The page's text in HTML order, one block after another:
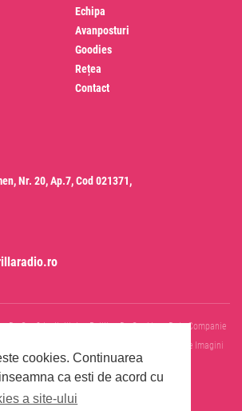
cookies. Continuarea
ca esti de acord cu
a site-ului
Echipa
Avanposturi
Goodies
Rețea
Contact
Nr. 20, Ap.7, Cod 021371,
De Confidentialitate Politica De Cookies
Date Companie
Informare Prelucrare Imagini
Evenimente
Cod Deontologic